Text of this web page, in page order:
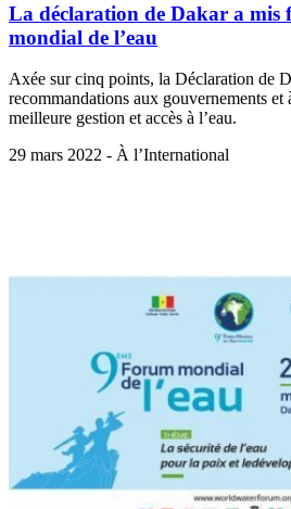
La déclaration de Dakar a mis
mondial de l’eau
Axée sur cinq points, la Déclaration de
recommandations aux gouvernements
meilleure gestion et accès à l’eau.
29 mars 2022 - À l’International